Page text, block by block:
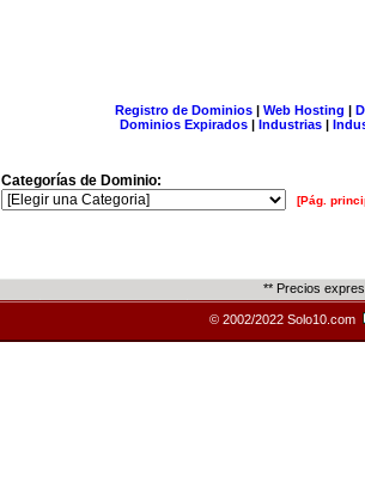
Registro de Dominios| Web Hosting |
Dominios Expirados | Industrias |
Categorías de Dominio:
[Pág.
** Precios
© 2002/2022 Solo10.com